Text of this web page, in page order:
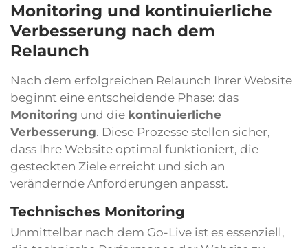
Monitoring und kontinuierliche
Verbesserung nach dem
Relaunch
Nach dem erfolgreichen Relaunch Ihrer Website
beginnt eine entscheidende Phase: das
Monitoring und die kontinuierliche
Verbesserung. Diese Prozesse stellen sicher,
dass Ihre Website optimal funktioniert, die
gesteckten Ziele erreicht und sich an
verändernde Anforderungen anpasst.
Technisches Monitoring
Unmittelbar nach dem Go-Live ist es essenziell,